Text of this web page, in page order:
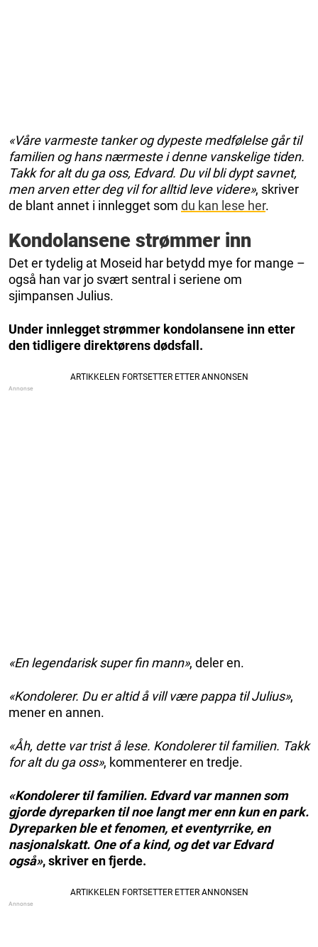
«Våre varmeste tanker og dypeste medfølelse går til
familien og hans nærmeste i denne vanskelige tiden.
Takk for alt du ga oss, Edvard. Du vil bli dypt savnet,
men arven etter deg vil for alltid leve videre», skriver
de blant annet i innlegget som du kan lese her.
Kondolansene strømmer inn
Det er tydelig at Moseid har betydd mye for mange –
også han var jo svært sentral i seriene om
sjimpansen Julius.
Under innlegget strømmer kondolansene inn etter
den tidligere direktørens dødsfall.
«En legendarisk super fin mann», deler en.
«Kondolerer. Du er altid å vill være pappa til Julius»,
mener en annen.
«Åh, dette var trist å lese. Kondolerer til familien. Takk
for alt du ga oss», kommenterer en tredje.
«Kondolerer til familien. Edvard var mannen som
gjorde dyreparken til noe langt mer enn kun en park.
Dyreparken ble et fenomen, et eventyrrike, en
nasjonalskatt. One of a kind, og det var Edvard
også», skriver en fjerde.